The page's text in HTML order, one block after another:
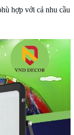
hợp với cả nhu cầu